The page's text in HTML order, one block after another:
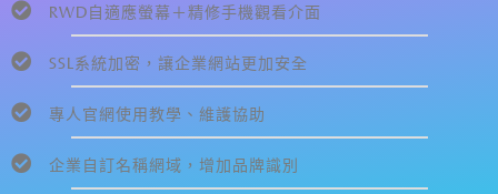
RWD自適應螢幕＋精修手機觀看介面
SSL系統加密，讓企業網站更加安全
專人官網使用教學、維護協助
企業自訂名稱網域，增加品牌識別